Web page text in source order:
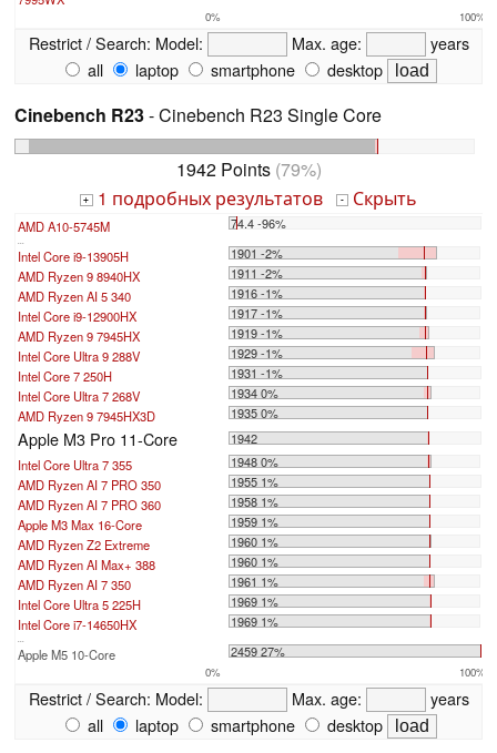
0% 100%
Restrict / Search: Model: Max. age:
years
all
laptop smartphone desktop
Cinebench R23- Cinebench R23 Single Core
1942 Points(79%)
+ 1 подробных результатов - Скрыть
AMD A10-5745M 74.4 -96%
...
Intel Core i9-13905H
1901 -2%
AMD Ryzen 9 8940HX
1911 -2%
AMD Ryzen AI 5 340
1916 -1%
Intel Core i9-12900HX
1917 -1%
AMD Ryzen 9 7945HX
1919 -1%
Intel Core Ultra 9 288V
1929 -1%
Intel Core 7 250H
1931 -1%
Intel Core Ultra 7 268V
1934 0%
AMD Ryzen 9 7945HX3D
1935 0%
Apple M3 Pro 11-Core
1942
Intel Core Ultra 7 355
1948 0%
AMD Ryzen AI 7 PRO 350
1955 1%
AMD Ryzen AI 7 PRO 360
1958 1%
Apple M3 Max 16-Core
1959 1%
AMD Ryzen Z2 Extreme
1960 1%
AMD Ryzen AI Max+ 388
1960 1%
AMD Ryzen AI 7 350
1961 1%
Intel Core Ultra 5 225H
1969 1%
Intel Core i7-14650HX
1969 1%
...
Apple M5 10-Core 2459 27%
0% 100%
Restrict / Search: Model: Max. age:
years
all
laptop smartphone desktop